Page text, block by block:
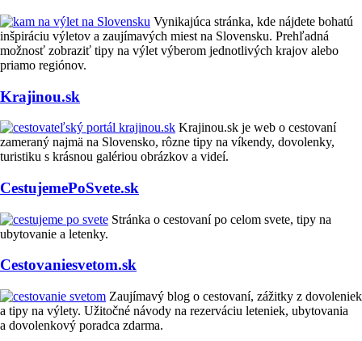
Vynikajúca stránka, kde nájdete bohatú
inšpiráciu výletov a zaujímavých miest na Slovensku. Prehľadná
možnosť zobraziť tipy na výlet výberom jednotlivých krajov alebo
priamo regiónov.
Krajinou.sk
Krajinou.sk je web o cestovaní
zameraný najmä na Slovensko, rôzne tipy na víkendy, dovolenky,
turistiku s krásnou galériou obrázkov a videí.
CestujemePoSvete.sk
Stránka o cestovaní po celom svete, tipy na
ubytovanie a letenky.
Cestovaniesvetom.sk
Zaujímavý blog o cestovaní, zážitky z dovoleniek
a tipy na výlety. Užitočné návody na rezerváciu leteniek, ubytovania
a dovolenkový poradca zdarma.